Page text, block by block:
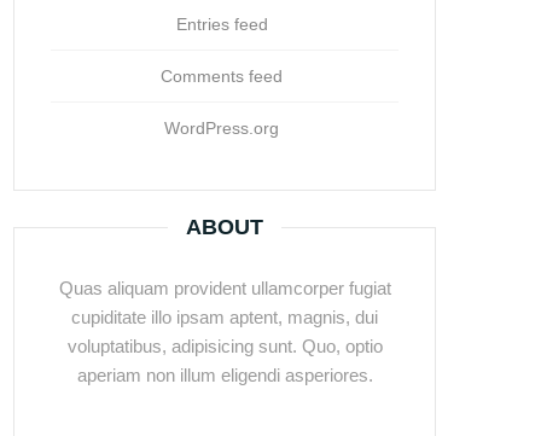
Entries feed
Comments feed
WordPress.org
ABOUT
Quas aliquam provident ullamcorper fugiat
cupiditate illo ipsam aptent, magnis, dui
voluptatibus, adipisicing sunt. Quo, optio
aperiam non illum eligendi asperiores.